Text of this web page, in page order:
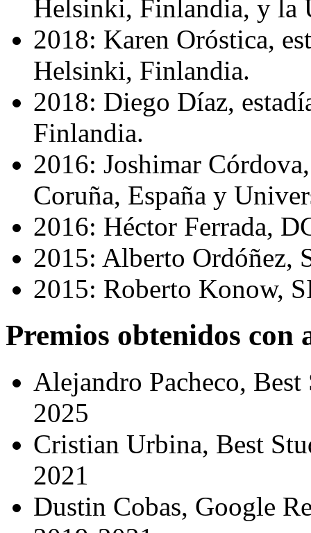
Helsinki, Finlandia, y la
2018: Karen Oróstica,
Helsinki, Finlandia.
2018: Diego Díaz,
Finlandia.
2016: Joshimar
Coruña, España y
2016: Héctor Ferrada,
2015: Alberto Ordóñez,
2015: Roberto Konow,
Premios obtenidos con
Alejandro Pacheco,
2025
Cristian Urbina, Best
2021
Dustin Cobas, Google